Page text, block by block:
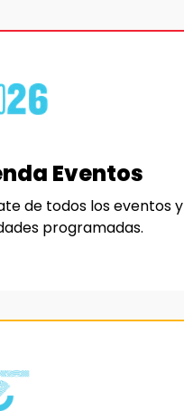
Eventos
de todos los eventos y
programadas.